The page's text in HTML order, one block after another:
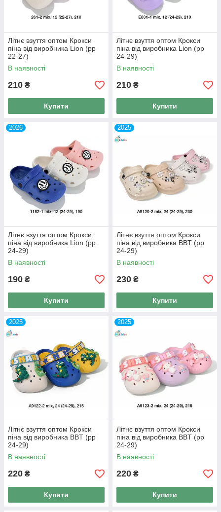
Літнє взуття оптом Крокси
піна від виробника Lion (рр
22-27)
В наявності
210 ₴
Купити
Літнє взуття оптом Крокси
піна від виробника Lion (рр
24-29)
В наявності
210 ₴
Купити
2026
Літнє взуття оптом Крокси
піна від виробника Lion (рр
24-29)
В наявності
190 ₴
Купити
2025
Літнє взуття оптом Крокси
піна від виробника BBT (рр
24-29)
В наявності
230 ₴
Купити
2025
Літнє взуття оптом Крокси
піна від виробника BBT (рр
24-29)
В наявності
220 ₴
Купити
2025
Літнє взуття оптом Крокси
піна від виробника BBT (рр
24-29)
В наявності
220 ₴
Купити